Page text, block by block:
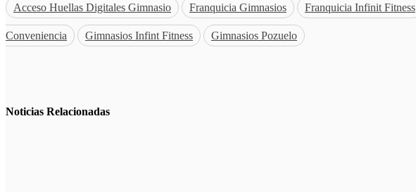
Acceso Huellas Digitales Gimnasio Franquicia Gimnasios Franquicia Infinit Fitness
Conveniencia Gimnasios Infint Fitness Gimnasios Pozuelo
Noticias Relacionadas